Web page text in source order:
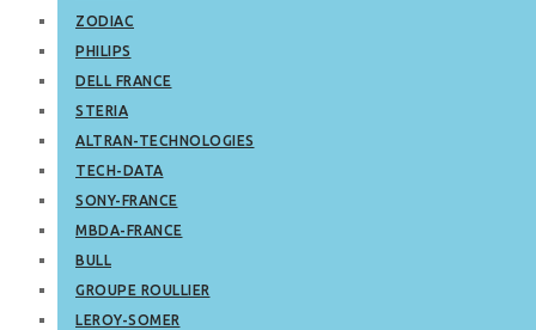
ZODIAC
PHILIPS
DELL FRANCE
STERIA
ALTRAN-TECHNOLOGIES
TECH-DATA
SONY-FRANCE
MBDA-FRANCE
BULL
GROUPE ROULLIER
LEROY-SOMER